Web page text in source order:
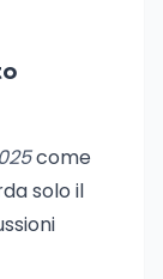
come
solo il